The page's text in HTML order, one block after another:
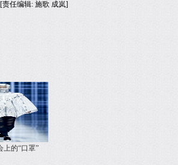
[责任编辑: 施歌 成岚]